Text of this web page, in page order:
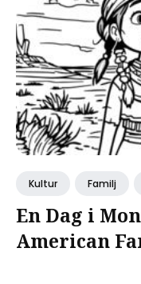
Kultur Familj
En Dag i
American